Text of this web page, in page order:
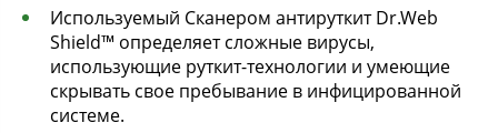
Используемый Сканером антируткит Dr.Web
Shield™ определяет сложные вирусы,
использующие руткит-технологии и умеющие
скрывать свое пребывание в инфицированной
системе.